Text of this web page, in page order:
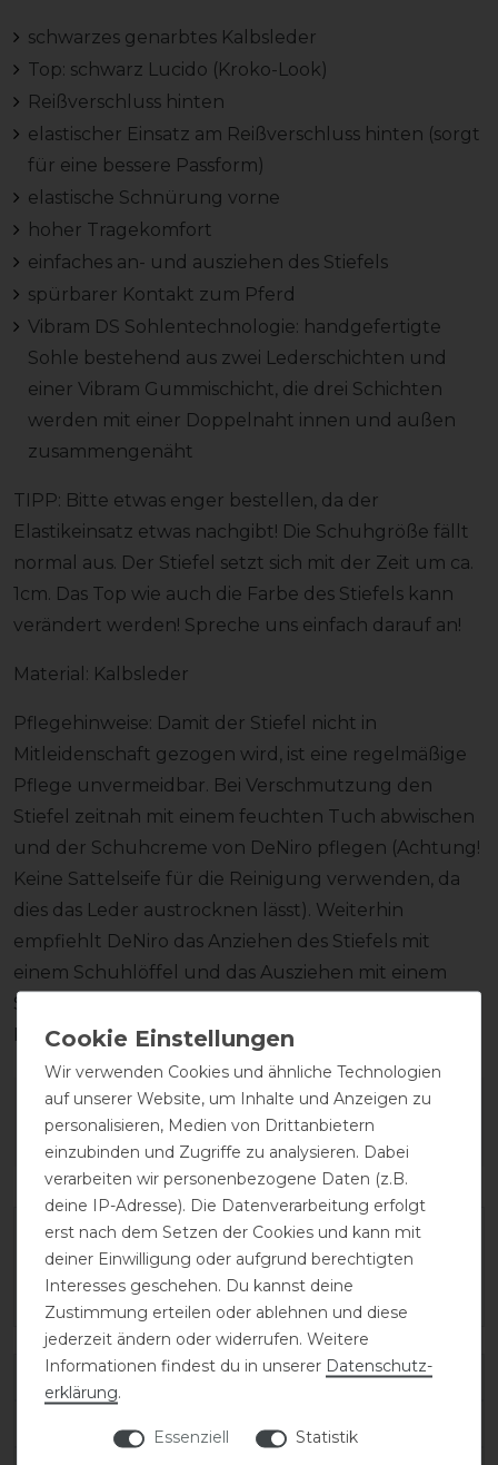
schwarzes genarbtes Kalbsleder
Top: schwarz Lucido (Kroko-Look)
Reißverschluss hinten
elastischer Einsatz am Reißverschluss hinten (sorgt
für eine bessere Passform)
elastische Schnürung vorne
hoher Tragekomfort
einfaches an- und ausziehen des Stiefels
spürbarer Kontakt zum Pferd
Vibram DS Sohlentechnologie: handgefertigte
Sohle bestehend aus zwei Lederschichten und
einer Vibram Gummischicht, die drei Schichten
werden mit einer Doppelnaht innen und außen
zusammengenäht
TIPP: Bitte etwas enger bestellen, da der
Elastikeinsatz etwas nachgibt! Die Schuhgröße fällt
normal aus. Der Stiefel setzt sich mit der Zeit um ca.
1cm. Das Top wie auch die Farbe des Stiefels kann
verändert werden! Spreche uns einfach darauf an!
Material: Kalbsleder
Pflegehinweise: Damit der Stiefel nicht in
Mitleidenschaft gezogen wird, ist eine regelmäßige
Pflege unvermeidbar. Bei Verschmutzung den
Stiefel zeitnah mit einem feuchten Tuch abwischen
und der Schuhcreme von DeNiro pflegen (Achtung!
Keine Sattelseife für die Reinigung verwenden, da
dies das Leder austrocknen lässt). Weiterhin
empfiehlt DeNiro das Anziehen des Stiefels mit
einem Schuhlöffel und das Ausziehen mit einem
Stiefelknecht, damit das Fußbett sowie der
Reißverschluss unversehrt bleiben.
Wie hat dir die Artikelbeschreibung
gefallen?
Varianten-ID:138264
Wir verwenden Cookies und ähnliche Technologien
auf unserer Website, um Inhalte und Anzeigen zu
personalisieren, Medien von Drittanbietern
einzubinden und Zugriffe zu analysieren. Dabei
verarbeiten wir personenbezogene Daten (z.B.
deine IP-Adresse). Die Datenverarbeitung erfolgt
erst nach dem Setzen der Cookies und kann mit
deiner Einwilligung oder aufgrund berechtigten
Interesses geschehen. Du kannst deine
Zustimmung erteilen oder ablehnen und diese
jederzeit ändern oder widerrufen. Weitere
Informationen findest du in unserer Daten­schutz­
erklärung.
Essenziell Statistik